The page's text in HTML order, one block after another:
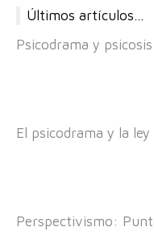
Últimos artículos…
Psicodrama y psicosis
El psicodrama y la ley
Perspectivismo: